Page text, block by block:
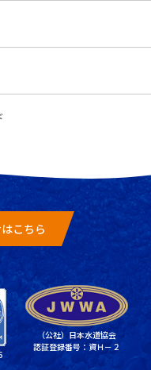
こちら
（公社）日本水道協会
認証登録番号：資Ｈ－２